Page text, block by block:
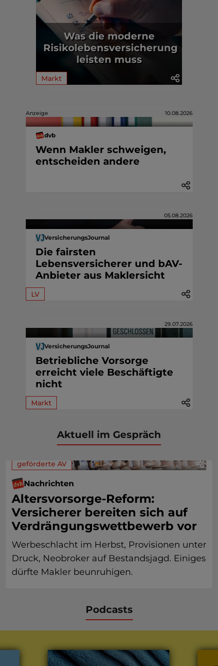
Was die moderne
Risikolebensversicherung
leisten muss
Markt
Anzeige 10.08.2026
dvb
Wenn Makler schweigen,
entscheiden andere
05.08.2026
VersicherungsJournal
Die fairsten
Lebensversicherer und bAV-
Anbieter aus Maklersicht
LV
29.07.2026
VersicherungsJournal
Betriebliche Vorsorge
erreicht viele Beschäftigte
nicht
Markt
Aktuell im Gespräch
geförderte AV
Nachrichten
Altersvorsorge-Reform:
Versicherer bereiten sich auf
Verdrängungswettbewerb vor
Werbeschlacht im Herbst, Provisionen unter
Druck, Neobroker auf Bestandsjagd. Einiges
dürfte Makler beunruhigen.
Podcasts